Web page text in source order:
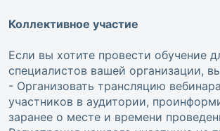
Коллективное участие
Если вы хотите провести обучение
специалистов вашей организации,
- Организовать трансляцию
участников в аудитории,
заранее о месте и времени